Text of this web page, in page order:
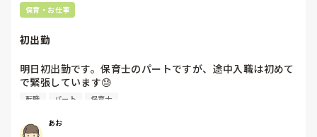
保育・お仕事
初出勤
明日初出勤です。保育士のパートですが、途中入職は初めて
で緊張しています😓
子どもの前で自己紹介とかあったりするんでしょうか？？ど
転職 パート 保育士
あお